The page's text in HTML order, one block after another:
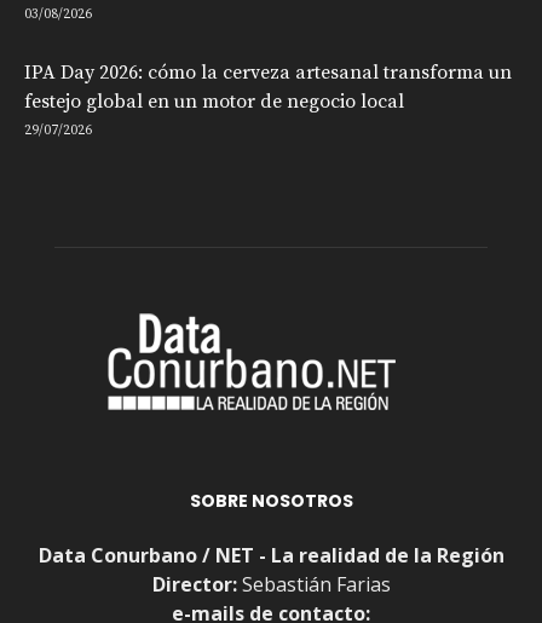
03/08/2026
IPA Day 2026: cómo la cerveza artesanal transforma un
festejo global en un motor de negocio local
29/07/2026
SOBRE NOSOTROS
Data Conurbano / NET - La realidad de la Región
Director:Sebastián Farias
e-mails de contacto: